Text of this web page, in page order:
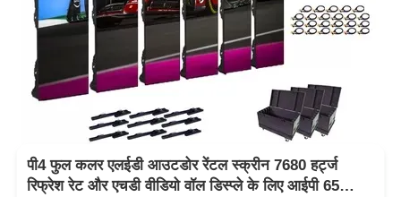
पी4 फुल कलर एलईडी आउटडोर रेंटल स्क्रीन 7680 हर्ट्ज
रिफ्रेश रेट और एचडी वीडियो वॉल डिस्प्ले के लिए आईपी 65